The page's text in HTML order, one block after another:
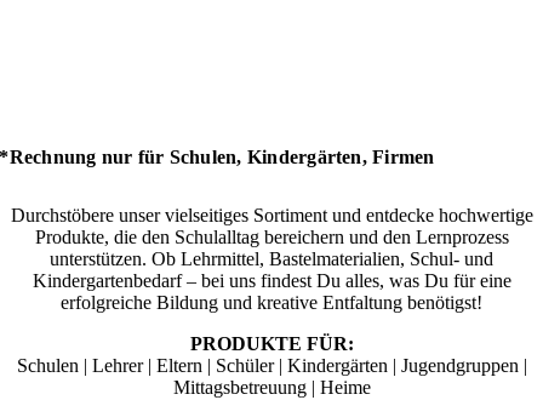
*Rechnung nur für Schulen, Kindergärten, Firmen
Durchstöbere unser vielseitiges Sortiment und entdecke hochwertige
Produkte, die den Schulalltag bereichern und den Lernprozess
unterstützen. Ob Lehrmittel, Bastelmaterialien, Schul- und
Kindergartenbedarf – bei uns findest Du alles, was Du für eine
erfolgreiche Bildung und kreative Entfaltung benötigst!
PRODUKTE FÜR:
Schulen | Lehrer | Eltern | Schüler | Kindergärten | Jugendgruppen |
Mittagsbetreuung | Heime